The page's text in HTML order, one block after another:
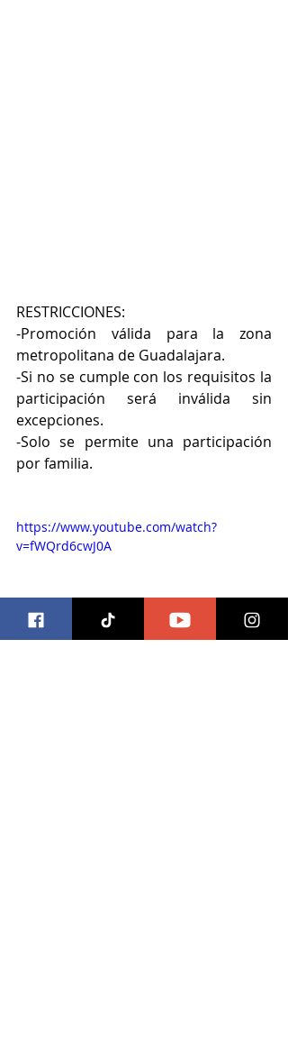
RESTRICCIONES:
-Promoción válida para la zona
metropolitana de Guadalajara.
-Si no se cumple con los requisitos la
participación será inválida sin
excepciones.
-Solo se permite una participación
por familia.
https://www.youtube.com/watch?
v=fWQrd6cwJ0A